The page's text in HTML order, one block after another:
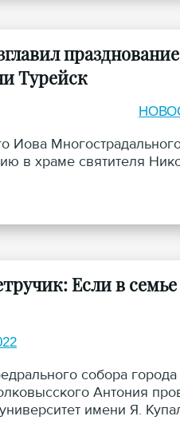
Турейск
Иова
в храме святителя
Если в
собора
Антония
имени Я.